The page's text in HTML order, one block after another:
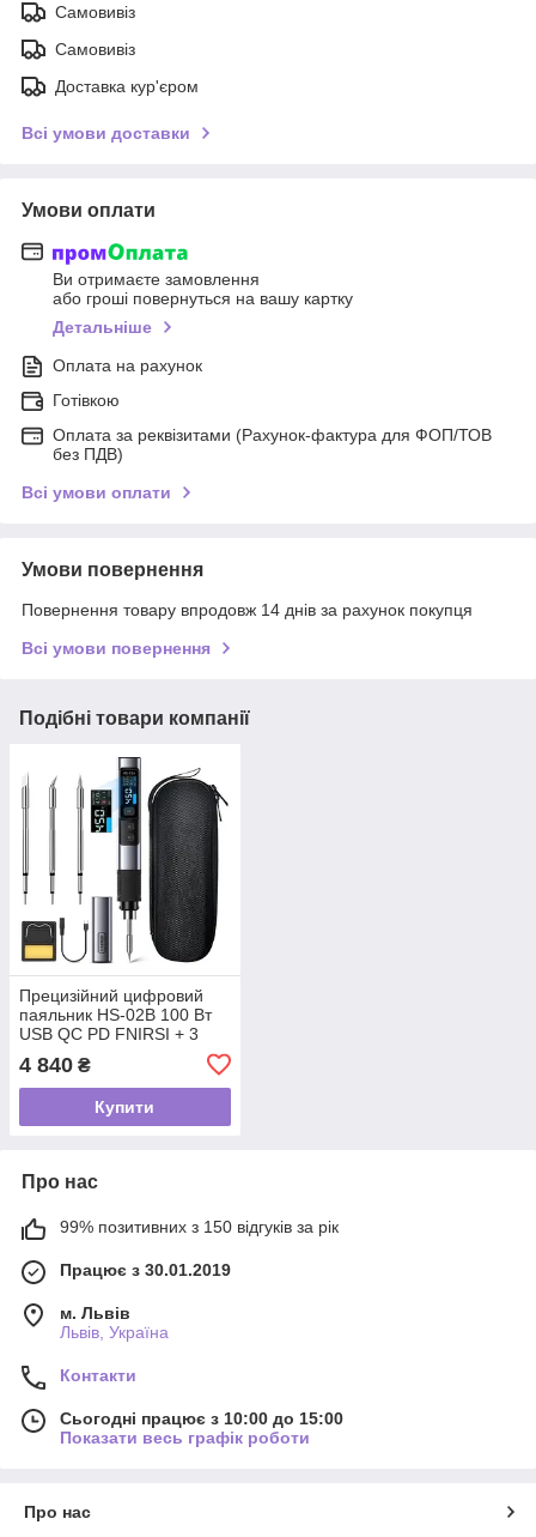
Самовивіз
Самовивіз
Доставка кур'єром
Всі умови доставки
Умови оплати
Ви отримаєте замовлення
або гроші повернуться на вашу картку
Детальніше
Оплата на рахунок
Готівкою
Оплата за реквізитами (Рахунок-фактура для ФОП/ТОВ
без ПДВ)
Всі умови оплати
Умови повернення
Повернення товару впродовж 14 днів за рахунок покупця
Всі умови повернення
Подібні товари компанії
Прецизійний цифровий
паяльник HS-02B 100 Вт
USB QC PD FNIRSI + 3
4 840 ₴
Купити
Про нас
99% позитивних з 150 відгуків за рік
Працює з 30.01.2019
м. Львів
Львів, Україна
Контакти
Сьогодні працює з 10:00 до 15:00
Показати весь графік роботи
Про нас